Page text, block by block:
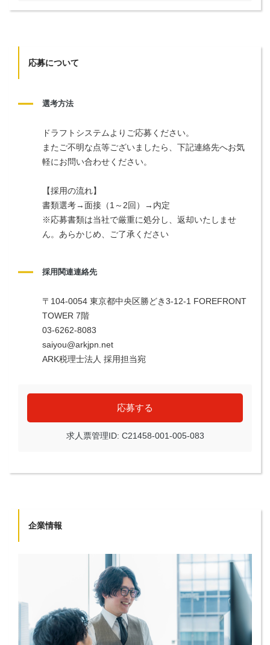
応募について
選考方法
ドラフトシステムよりご応募ください。
またご不明な点等ございましたら、下記連絡先へお気
軽にお問い合わせください。
【採用の流れ】
書類選考→面接（1～2回）→内定
※応募書類は当社で厳重に処分し、返却いたしませ
ん。あらかじめ、ご了承ください
採用関連連絡先
〒104-0054 東京都中央区勝どき3-12-1 FOREFRONT
TOWER 7階
03-6262-8083
saiyou@arkjpn.net
ARK税理士法人 採用担当宛
応募する
求人票管理ID: C21458-001-005-083
企業情報